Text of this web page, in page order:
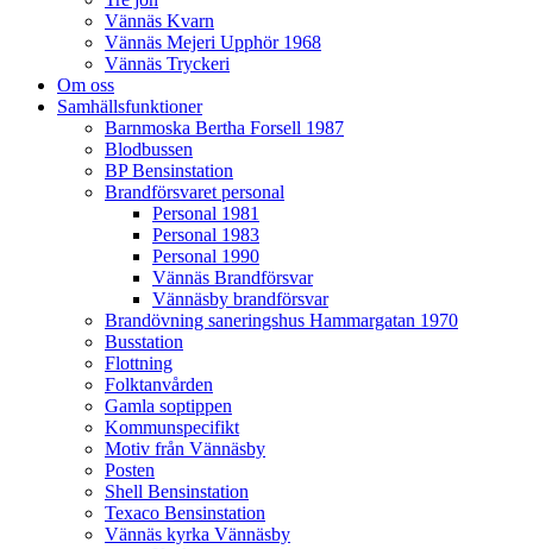
Vännäs Kvarn
Vännäs Mejeri Upphör 1968
Vännäs Tryckeri
Om oss
Samhällsfunktioner
Barnmoska Bertha Forsell 1987
Blodbussen
BP Bensinstation
Brandförsvaret personal
Personal 1981
Personal 1983
Personal 1990
Vännäs Brandförsvar
Vännäsby brandförsvar
Brandövning saneringshus Hammargatan 1970
Busstation
Flottning
Folktanvården
Gamla soptippen
Kommunspecifikt
Motiv från Vännäsby
Posten
Shell Bensinstation
Texaco Bensinstation
Vännäs kyrka Vännäsby